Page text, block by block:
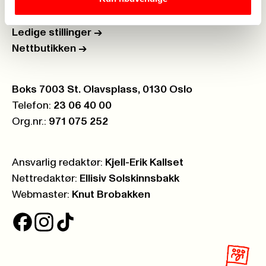
Åpenhetsloven->
Ledige stillinger ->
Nettbutikken ->
Postboks:
Boks 7003 St. Olavsplass, 0130 Oslo
Telefon: 23 06 40 00
Org.nr.: 971 075 252
Ansvarlig redaktør: Kjell-Erik Kallset
Nettredaktør: Ellisiv Solskinnsbakk
Webmaster: Knut Brobakken